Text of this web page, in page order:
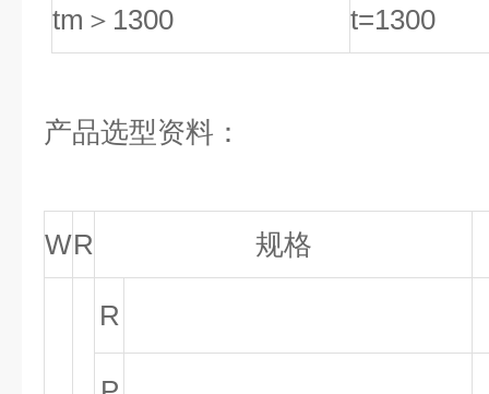
tm ＞1300 t=1300
产品选型资料：
WR 规格
R